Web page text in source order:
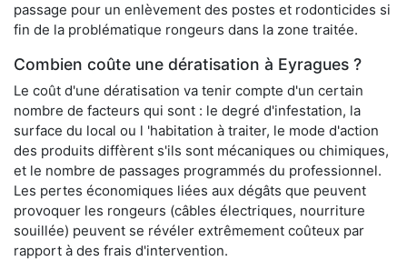
passage pour un enlèvement des postes et rodonticides si
fin de la problématique rongeurs dans la zone traitée.
Combien coûte une dératisation à Eyragues ?
Le coût d'une dératisation va tenir compte d'un certain
nombre de facteurs qui sont : le degré d'infestation, la
surface du local ou l 'habitation à traiter, le mode d'action
des produits diffèrent s'ils sont mécaniques ou chimiques,
et le nombre de passages programmés du professionnel.
Les pertes économiques liées aux dégâts que peuvent
provoquer les rongeurs (câbles électriques, nourriture
souillée) peuvent se révéler extrêmement coûteux par
rapport à des frais d'intervention.